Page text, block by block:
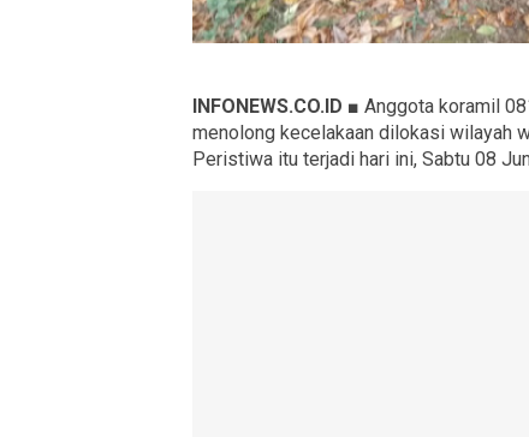
INFONEWS.CO.ID ■ Anggota koramil
menolong kecelakaan dilokasi wilayah
Peristiwa itu terjadi hari ini, Sabtu 08